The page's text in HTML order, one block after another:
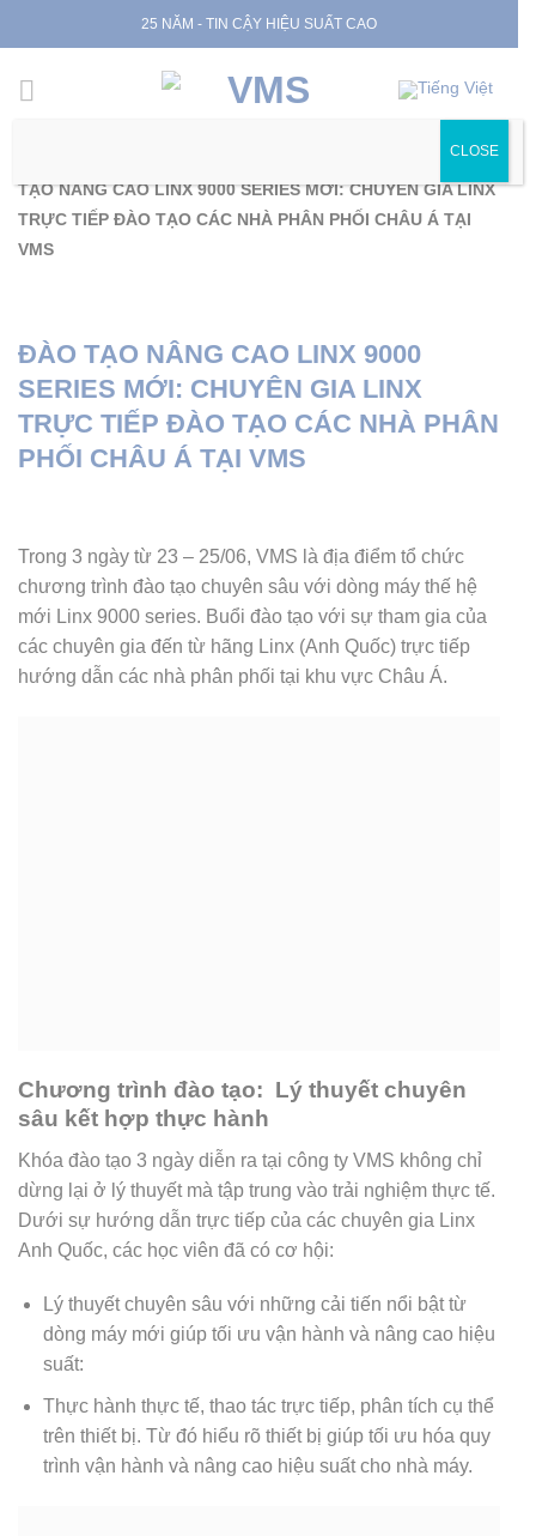
to
25 NĂM - TIN CẬY HIỆU SUẤT CAO
ĐÀO
TẠO NÂNG CAO LINX 9000 SERIES MỚI: CHUYÊN GIA LINX
TRỰC TIẾP ĐÀO TẠO CÁC NHÀ PHÂN PHỐI CHÂU Á TẠI
VMS
ĐÀO TẠO NÂNG CAO LINX 9000
SERIES MỚI: CHUYÊN GIA LINX
TRỰC TIẾP ĐÀO TẠO CÁC NHÀ PHÂN
PHỐI CHÂU Á TẠI VMS
Trong 3 ngày từ 23 – 25/06, VMS là địa điểm tổ chức
chương trình đào tạo chuyên sâu với dòng máy thế hệ
mới Linx 9000 series. Buổi đào tạo với sự tham gia của
các chuyên gia đến từ hãng Linx (Anh Quốc) trực tiếp
hướng dẫn các nhà phân phối tại khu vực Châu Á.
Chương trình đào tạo: Lý thuyết chuyên
sâu kết hợp thực hành
Khóa đào tạo 3 ngày diễn ra tại công ty VMS không chỉ
dừng lại ở lý thuyết mà tập trung vào trải nghiệm thực tế.
Dưới sự hướng dẫn trực tiếp của các chuyên gia Linx
Anh Quốc, các học viên đã có cơ hội:
Lý thuyết chuyên sâu với những cải tiến nổi bật từ
dòng máy mới giúp tối ưu vận hành và nâng cao hiệu
suất:
Thực hành thực tế, thao tác trực tiếp, phân tích cụ thể
trên thiết bị. Từ đó hiểu rõ thiết bị giúp tối ưu hóa quy
trình vận hành và nâng cao hiệu suất cho nhà máy.
CLOSE